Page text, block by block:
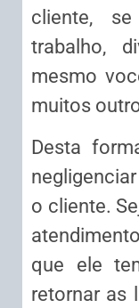
cliente,
trabalho,
mesmo
muitos
Desta
o cliente.
que ele
retornar as